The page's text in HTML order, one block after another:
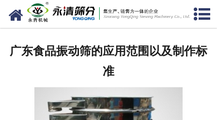
网站首页
产品中心
资质荣誉
广东食品振动筛的应用范围以及制作标
准